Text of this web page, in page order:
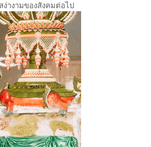
างามของสังคมต่อไป